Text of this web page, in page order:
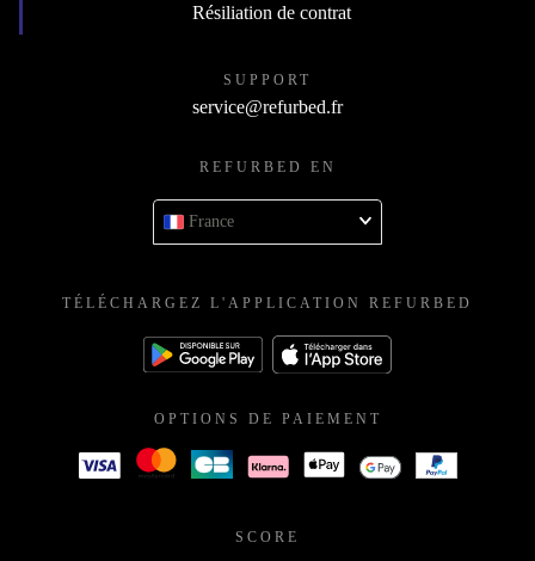
Résiliation de contrat
SUPPORT
service@refurbed.fr
REFURBED EN
France
TÉLÉCHARGEZ L'APPLICATION REFURBED
OPTIONS DE PAIEMENT
SCORE